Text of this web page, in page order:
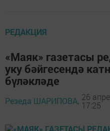
РЕДАКЦИЯ
«Маяк» газетасы
уку бәйгесендә
бүләкләде
Резеда ШАРИПОВА, 26
17:25